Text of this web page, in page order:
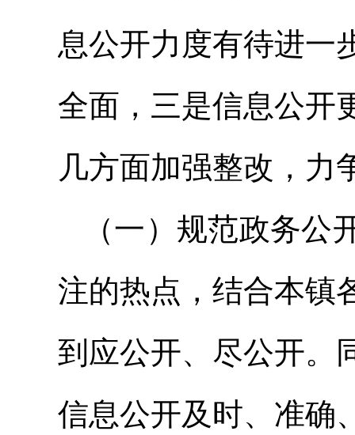
息公开力度有待进一
全面，三是信息公开
几方面加强整改，力
（一）规范政务
注的热点，结合本镇
到应公开、尽公开。
信息公开及时、准确